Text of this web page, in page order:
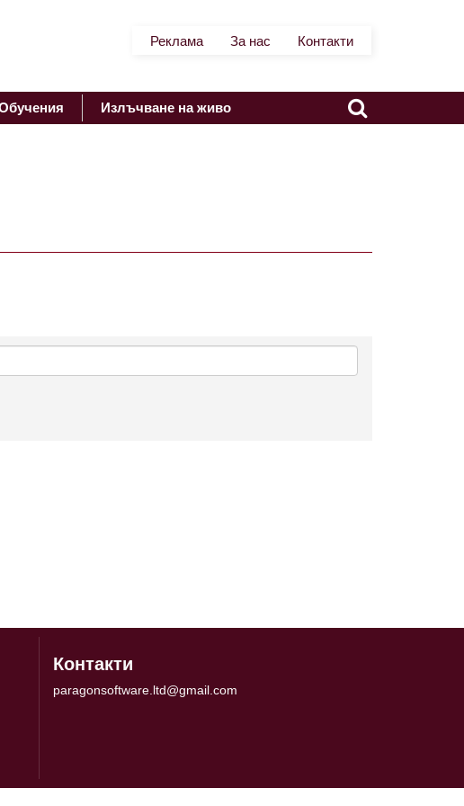
Реклама За нас Контакти
Излъчване на живо
Контакти
paragonsoftware.ltd@gmail.com